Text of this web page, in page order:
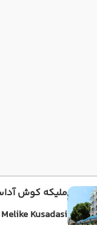
ملیکه کوش
Kusadasi